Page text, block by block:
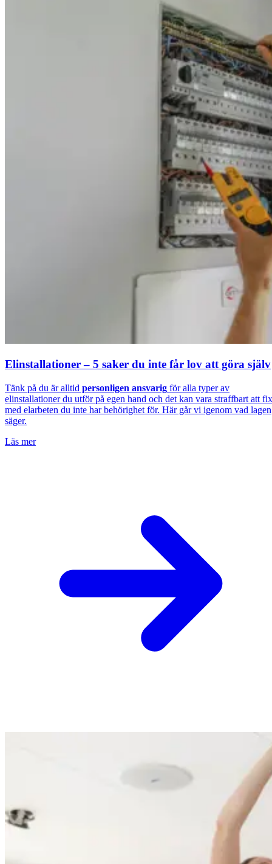
Elinstallationer – 5 saker du inte får lov att göra själv
Tänk på du är alltid personligen ansvarig för alla typer av
elinstallationer du utför på egen hand och det kan vara straffbart att
med elarbeten du inte har behörighet för. Här går vi igenom vad lagen
säger.
Läs mer